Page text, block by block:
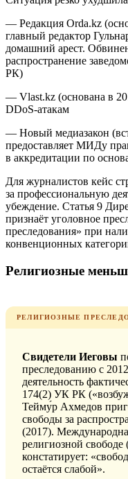
— Редакция Orda.kz
главный редактор
домашний арест.
распространение
РК)
— Vlast.kz (основана в
DDoS-атакам
— Новый медиазакон
предоставляет МИДу
в аккредитации по
Для журналистов кейс
за профессиональную
убеждение. Статья 9
признаёт уголовное
преследования» при
конвенционных
Религиозные
РЕЛИГИОЗНЫЕ
Свидетели Иеговы
преследованию с
деятельность
174(2) УК РК
Тейму́р Ахмедов
свободы за
(2017).
религиозной свободе
констатирует:
остаётся слабой».